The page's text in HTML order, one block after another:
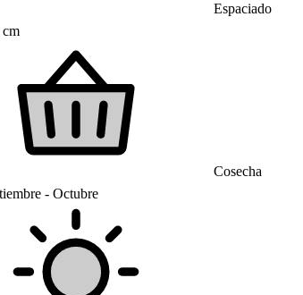
Espaciado
cm
Cosecha
- Octubre